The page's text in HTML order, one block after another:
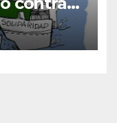
López